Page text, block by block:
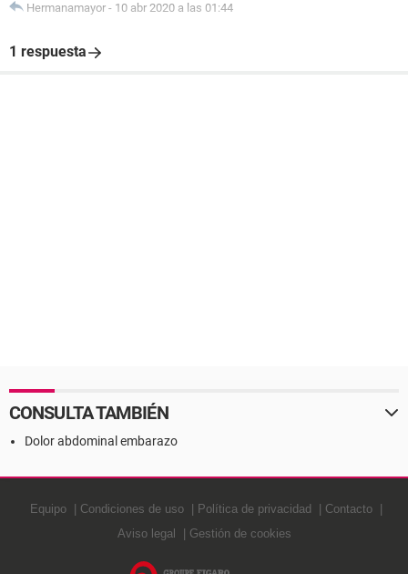
Hermanamayor - 10 abr 2020 a las 01:44
1 respuesta
CONSULTA TAMBIÉN
Dolor abdominal embarazo
Equipo Condiciones de uso Política de privacidad
Contacto
Aviso legal
Gestión de cookies